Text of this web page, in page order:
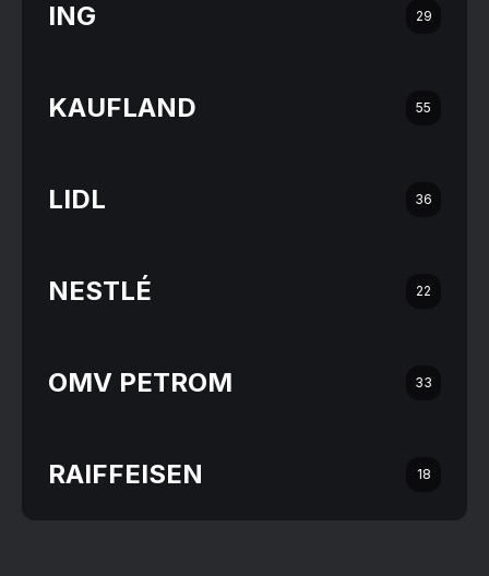
ING 29
KAUFLAND 55
LIDL 36
NESTLÉ 22
OMV PETROM 33
RAIFFEISEN 18